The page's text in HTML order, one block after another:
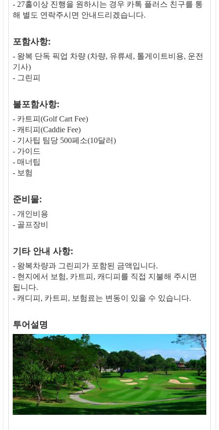
- 27홀이상 진행을 원하시는 경우 카톡 플러스 친구를 통
해 별도 연락주시면 안내드리겠습니다.
포함사항:
- 왕복 단독 픽업 차량 (차량, 유류세, 톨게이트비용, 운전
기사)
- 그린피
불포함사항:
- 카트피(Golf Cart Fee)
- 캐티피(Caddie Fee)
- 기사팁 팀당 500페소(10달러)
- 가이드
- 매너팁
- 보험
준비물:
- 개인비용
- 골프장비
기타 안내 사항:
- 왕복차량과 그린피가 포함된 금액입니다.
- 현지에서 보험, 카트피, 캐디피를 직접 지불해 주시면
됩니다.
- 캐디피, 카트피, 보험료는 변동이 있을 수 있습니다.
투어설명